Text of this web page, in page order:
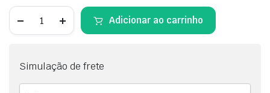
Adicionar ao carrinho
Simulação de frete